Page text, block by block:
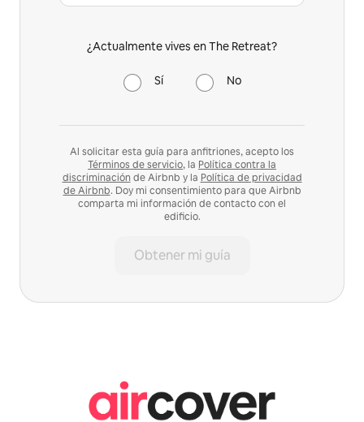
¿Actualmente vives en The Retreat?
Sí No
Al solicitar esta guía para anfitriones, acepto los
Términos de servicio, la Política contra la
discriminación de Airbnb y la Política de privacidad
de Airbnb. Doy mi consentimiento para que Airbnb
comparta mi información de contacto con el
edificio.
Obtener mi guía